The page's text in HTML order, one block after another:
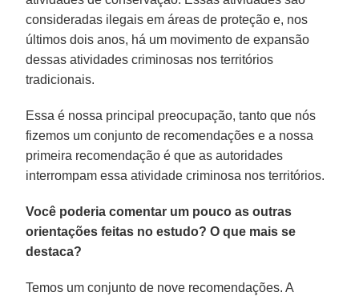
consideradas ilegais em áreas de proteção e, nos
últimos dois anos, há um movimento de expansão
dessas atividades criminosas nos territórios
tradicionais.
Essa é nossa principal preocupação, tanto que nós
fizemos um conjunto de recomendações e a nossa
primeira recomendação é que as autoridades
interrompam essa atividade criminosa nos territórios.
Você poderia comentar um pouco as outras
orientações feitas no estudo? O que mais se
destaca?
Temos um conjunto de nove recomendações. A